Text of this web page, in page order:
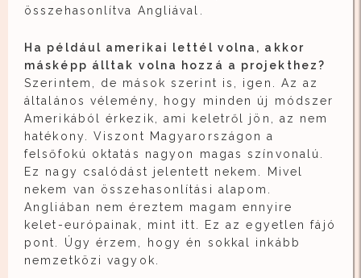
összehasonlítva Angliával.
Ha például amerikai lettél volna, akkor
másképp álltak volna hozzá a projekthez?
Szerintem, de mások szerint is, igen. Az az
általános vélemény, hogy minden új módszer
Amerikából érkezik, ami keletről jön, az nem
hatékony. Viszont Magyarországon a
felsőfokú oktatás nagyon magas színvonalú.
Ez nagy csalódást jelentett nekem. Mivel
nekem van összehasonlítási alapom.
Angliában nem éreztem magam ennyire
kelet-európainak, mint itt. Ez az egyetlen fájó
pont. Úgy érzem, hogy én sokkal inkább
nemzetközi vagyok.